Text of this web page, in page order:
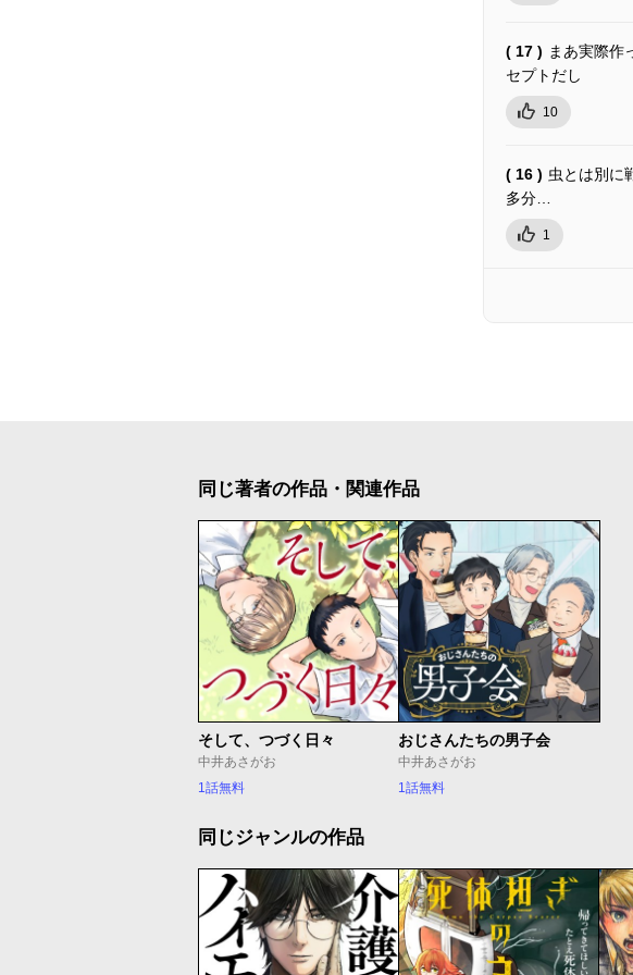
( 17 ) まあ実際作
セプトだし
10
( 16 ) 虫とは別に
多分…
1
同じ著者の作品・関連作品
そして、つづく日々
中井あさがお
1話無料
おじさんたちの男子会
中井あさがお
1話無料
同じジャンルの作品